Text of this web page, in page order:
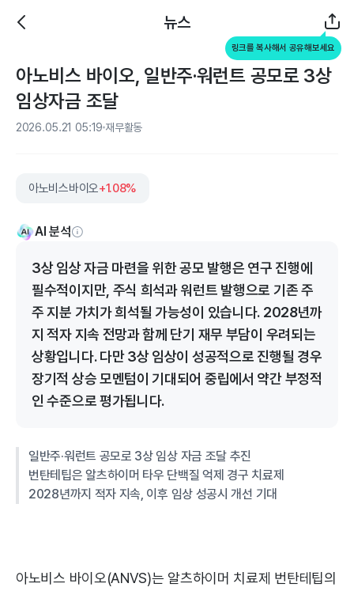
뉴스
링크를 복사해서 공유해보세요
아노비스 바이오, 일반주·워런트 공모로 3상
임상자금 조달
2026.05.21 05:19 재무활동
아노비스바이오+1.08%
AI 분석
3상 임상 자금 마련을 위한 공모 발행은 연구 진행에
필수적이지만, 주식 희석과 워런트 발행으로 기존 주
주 지분 가치가 희석될 가능성이 있습니다. 2028년까
지 적자 지속 전망과 함께 단기 재무 부담이 우려되는
상황입니다. 다만 3상 임상이 성공적으로 진행될 경우
장기적 상승 모멘텀이 기대되어 중립에서 약간 부정적
인 수준으로 평가됩니다.
일반주·워런트 공모로 3상 임상 자금 조달 추진
번탄테팁은 알츠하이머 타우 단백질 억제 경구 치료제
2028년까지 적자 지속, 이후 임상 성공시 개선 기대
아노비스 바이오(ANVS)는 알츠하이머 치료제 번탄테팁의